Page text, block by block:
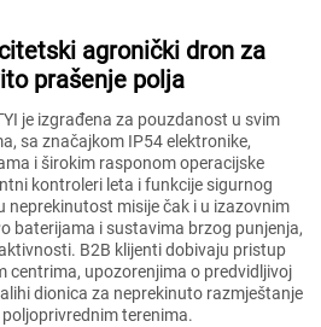
agronički dron za
prašenje polja
je izgrađena za pouzdanost u svim
sa značajkom IP54 elektronike,
i širokim rasponom operacijske
kontroleri leta i funkcije sigurnog
neprekinutost misije čak i u izazovnim
baterijama i sustavima brzog punjenja,
B2B klijenti dobivaju pristup
centrima, upozorenjima o predvidljivoj
dionica za neprekinuto razmještanje
terenima.